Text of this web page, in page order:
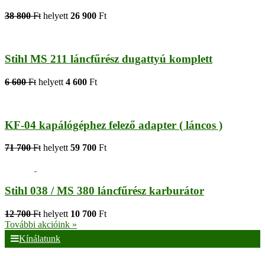
38 800 Fthelyett26 900 Ft
Stihl MS 211 láncfűrész dugattyú komplett
6 600 Ft helyett 4 600 Ft
KF-04 kapálógéphez felező adapter ( láncos )
71 700 Ft helyett 59 700 Ft
Stihl 038 / MS 380 láncfűrész karburátor
12 700 Ft helyett 10 700 Ft
További akcióink »
Kínálatunk